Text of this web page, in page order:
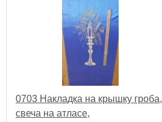
0703 Накладка на крышку гроба,
свеча на атласе,